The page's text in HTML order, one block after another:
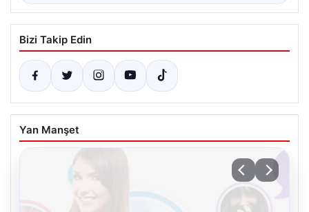
Bizi Takip Edin
Yan Manşet